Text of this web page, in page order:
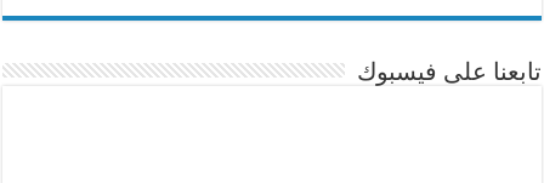
تابعنا على فيسبوك